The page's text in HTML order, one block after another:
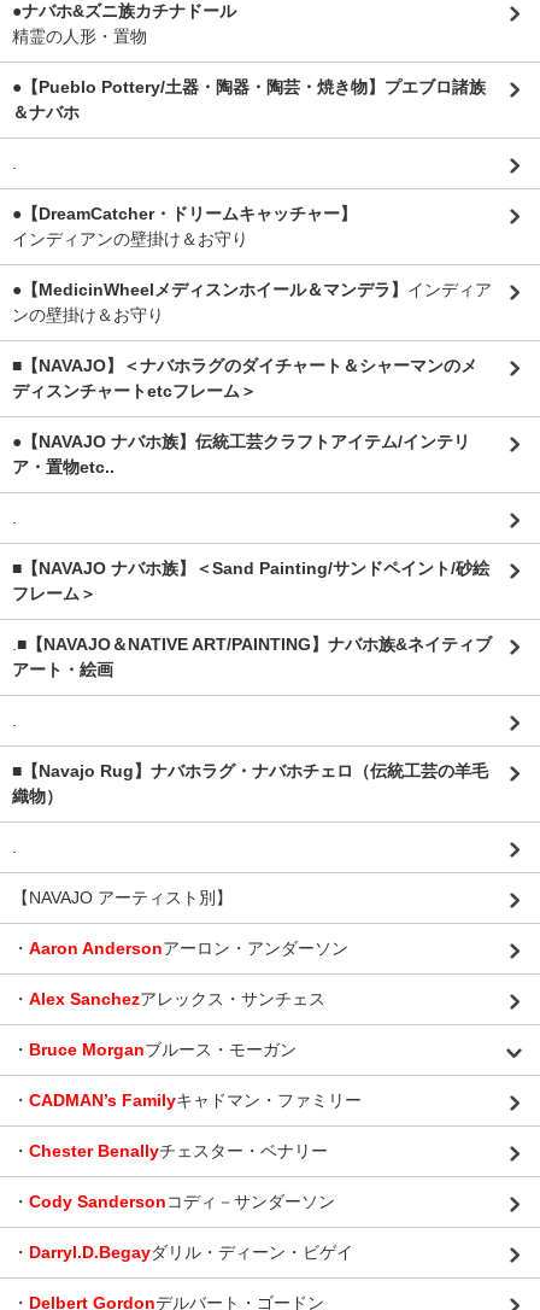
●ナバホ&ズニ族カチナドール
精霊の人形・置物
●【Pueblo Pottery/土器・陶器・陶芸・焼き物】プエブロ諸族
＆ナバホ
.
●【DreamCatcher・ドリームキャッチャー】
インディアンの壁掛け＆お守り
●【MedicinWheelメディスンホイール＆マンデラ】 インディア
ンの壁掛け＆お守り
■【NAVAJO】＜ナバホラグのダイチャート＆シャーマンのメ
ディスンチャートetcフレーム＞
●【NAVAJO ナバホ族】伝統工芸クラフトアイテム/インテリ
ア・置物etc..
.
■【NAVAJO ナバホ族】＜Sand Painting/サンドペイント/砂絵
フレーム＞
.■【NAVAJO＆NATIVE ART/PAINTING】ナバホ族&ネイティブ
アート・絵画
.
■【Navajo Rug】ナバホラグ・ナバホチェロ（伝統工芸の羊毛
織物）
.
【NAVAJO アーティスト別】
・ Aaron Andersonアーロン・アンダーソン
・ Alex Sanchezアレックス・サンチェス
・ Bruce Morganブルース・モーガン
・ CADMAN’s Familyキャドマン・ファミリー
・ Chester Benallyチェスター・ベナリー
・ Cody Sandersonコディ－サンダーソン
・ Darryl.D.Begayダリル・ディーン・ビゲイ
・ Delbert Gordonデルバート・ゴードン